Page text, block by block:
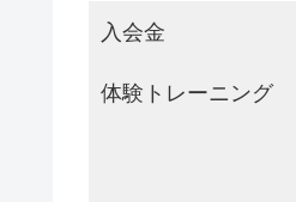
入会金
体験トレーニング